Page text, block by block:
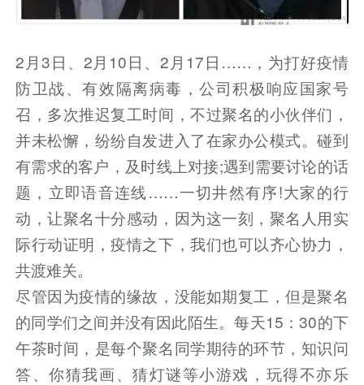
2月3日、2月10日、2月17日……，为打好疫情
防卫战、有效隔离病毒，公司积极响应国家号
召，多次推迟复工时间，不过聚名的小伙伴们，
并未松懈，纷纷自发进入了在家办公模式。碰到
有需求的客户，及时线上对接;遇到需要讨论的话
题，立即语音连线……一切井然有序!大家的行
动，让聚名十分感动，因为这一刻，聚名人用实
际行动证明，疫情之下，我们也可以齐心协力，
共渡难关。
尽管因为疫情的缘故，没能如期复工，但是聚名
的同学们之间并没有因此陌生。每天15：30的下
午茶时间，是每个聚名同学期待的环节，知识问
答、你猜我画、猜灯谜等小游戏，玩得不亦乐